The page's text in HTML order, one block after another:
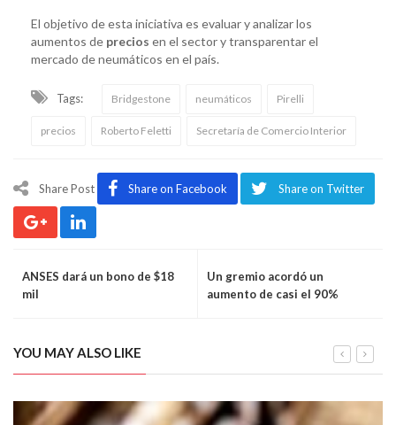
El objetivo de esta iniciativa es evaluar y analizar los
aumentos de precios en el sector y transparentar el
mercado de neumáticos en el país.
Tags: Bridgestone neumáticos Pirelli
precios Roberto Feletti Secretaría de Comercio Interior
Share Post Share on Facebook Share on Twitter
ANSES dará un bono de $18
mil
Un gremio acordó un
aumento de casi el 90%
YOU MAY ALSO LIKE